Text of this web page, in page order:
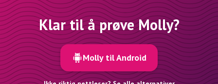
Klar til å prøve Molly?
Molly til Android